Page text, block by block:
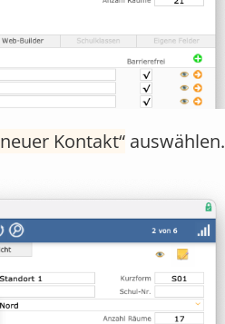
neuer Kontakt auswählen.